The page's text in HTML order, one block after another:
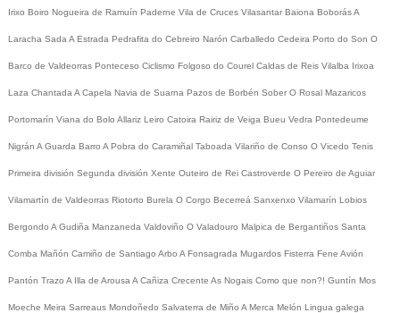
Irixo Boiro Nogueira de Ramuín Paderne Vila de Cruces Vilasantar Baiona BoborásA
Laracha Sada A Estrada Pedrafita do Cebreiro Narón Carballedo Cedeira Porto do Son O
Barco de Valdeorras Ponteceso Ciclismo Folgoso do Courel Caldas de Reis Vilalba Irixoa
Laza Chantada A Capela Navia de Suarna Pazos de Borbén Sober O Rosal Mazaricos
Portomarín Viana do Bolo Allariz Leiro Catoira Rairiz de Veiga Bueu Vedra Pontedeume
Nigrán A Guarda Barro A Pobra do Caramiñal Taboada Vilariño de Conso O Vicedo Tenis
Primeira división Segunda división Xente Outeiro de Rei Castroverde O Pereiro de Aguiar
Vilamartín de Valdeorras Riotorto Burela O Corgo Becerreá Sanxenxo Vilamarín Lobios
Bergondo A Gudiña Manzaneda Valdoviño O Valadouro Malpica de Bergantiños Santa
Comba Mañón Camiño de Santiago Arbo A Fonsagrada Mugardos Fisterra Fene Avión
Pantón Trazo A Illa de Arousa A Cañiza Crecente As Nogais Como que non?! Guntín Mos
Moeche Meira Sarreaus Mondoñedo Salvaterra de Miño A Merca Melón Lingua galega